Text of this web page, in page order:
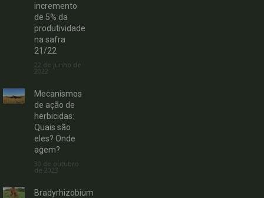
incremento
de 5% da
produtividade
na safra
21/22
22 de junho de
2022
Mecanismos
de ação de
herbicidas:
Quais são
eles? Onde
agem?
30 de outubro
de 2023
Bradyrhizobium